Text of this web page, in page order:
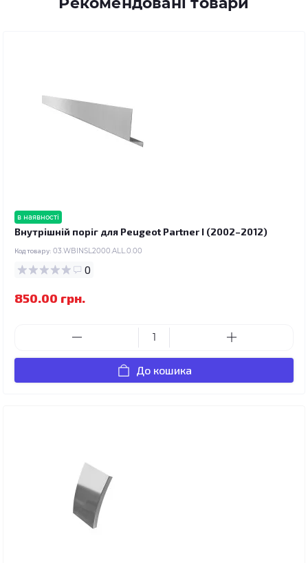
в наявності
Внутрішній поріг для Peugeot Partner I (2002–2012)
Код товару: 03.WBINSL2000.ALL.0.00
0
850.00 грн.
До кошика